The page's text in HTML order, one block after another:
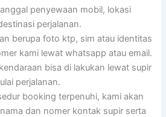
penyewaan mobil, lokasi
perjalanan.
berupa foto ktp, sim atau identitas
kami lewat whatsapp atau email.
bisa di lakukan lewat supir
perjalanan.
booking terpenuhi, kami akan
dan nomer kontak supir serta